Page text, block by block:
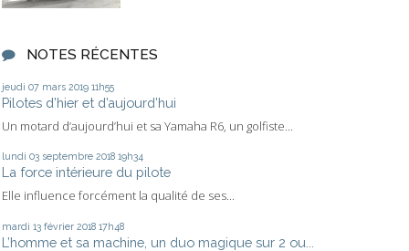
NOTES RÉCENTES
jeudi 07 mars 2019 11h55
Pilotes d’hier et d’aujourd’hui
Un motard d’aujourd’hui et sa Yamaha R6, un golfiste...
lundi 03 septembre 2018 19h34
La force intérieure du pilote
Elle influence forcément la qualité de ses...
mardi 13 février 2018 17h48
L’homme et sa machine, un duo magique sur 2 ou...